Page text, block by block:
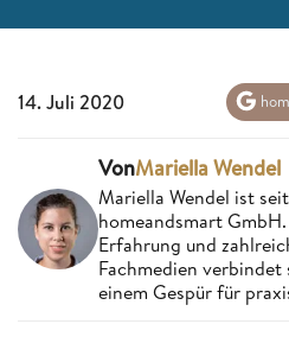
14. Juli 2020
VonMariella Wendel
Mariella Wendel ist
homeandsmart
Erfahrung und
Fachmedien
einem Gespür für